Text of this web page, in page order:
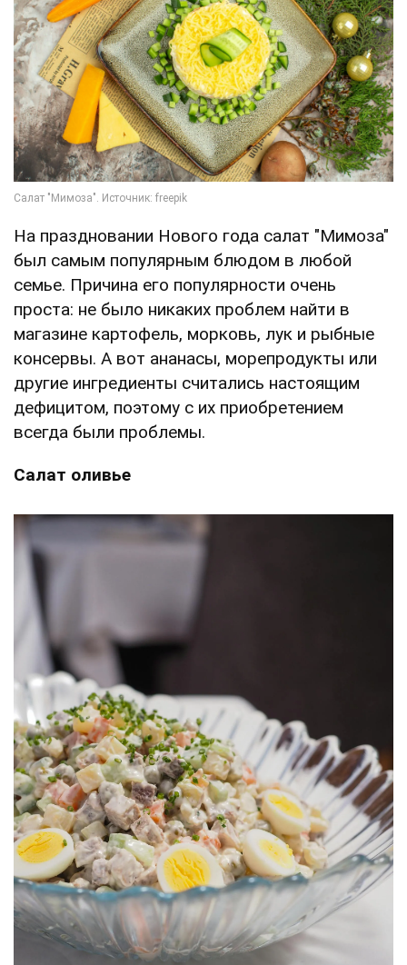
На праздновании Нового года салат "Мимоза"
был самым популярным блюдом в любой
семье. Причина его популярности очень
проста: не было никаких проблем найти в
магазине картофель, морковь, лук и рыбные
консервы. А вот ананасы, морепродукты или
другие ингредиенты считались настоящим
дефицитом, поэтому с их приобретением
всегда были проблемы.
Салат оливье